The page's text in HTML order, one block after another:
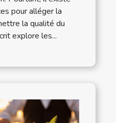
pour alléger la
la qualité du
explore les...